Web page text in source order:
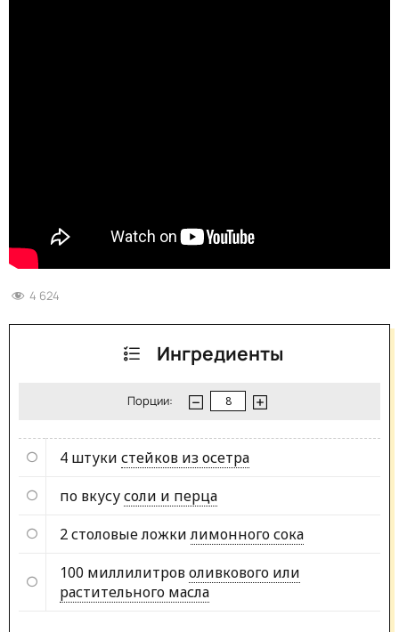
4 624
Ингредиенты
Порции:
4 штуки стейков из осетра
по вкусусоли и перца
2 столовые ложки лимонного сока
100 миллилитроволивкового или
растительного масла